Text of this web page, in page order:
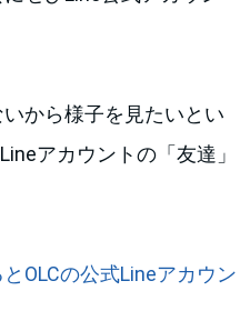
から様子を見たいとい
アカウントの「友達」
OLCの公式Lineアカウン